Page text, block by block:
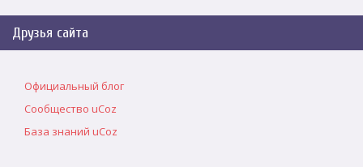
Друзья сайта
Официальный блог
Сообщество uCoz
База знаний uCoz